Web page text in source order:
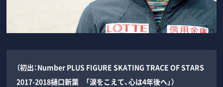
（初出：Number PLUS FIGURE SKATING TRACE OF STARS
2017-2018樋口新葉 「涙をこえて、心は4年後へ」）